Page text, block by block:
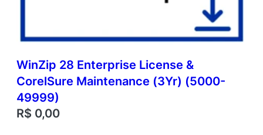
WinZip 28 Enterprise License &
CorelSure Maintenance (3Yr) (5000-
49999)
R$ 0,00